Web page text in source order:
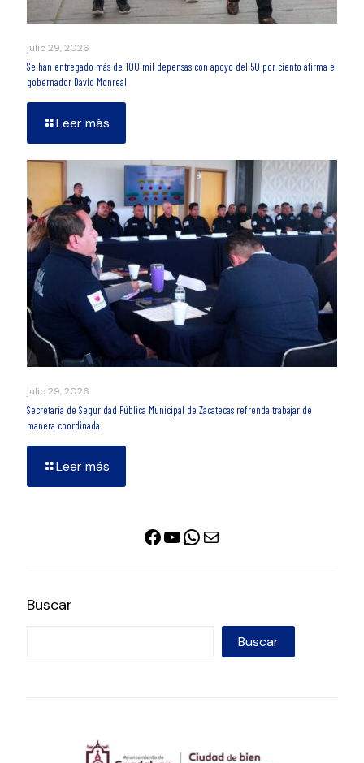
julio 29, 2026
Se han entregado más de 100 mil depensas con apoyo del 50 por ciento afirma el
gobernador David Monreal
Leer más
julio 29, 2026
Secretaría de Seguridad Pública Municipal de Zacatecas refrenda trabajar de
manera coordinada
Leer más
Facebook
YouTube
WhatsApp
Correo electrónico
Buscar
Buscar